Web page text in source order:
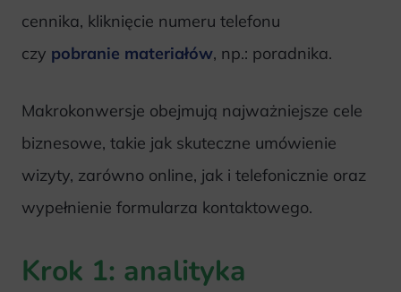
cennika, kliknięcie numeru telefonu
czy pobranie materiałów, np.: poradnika.
Makrokonwersje obejmują najważniejsze cele
biznesowe, takie jak skuteczne umówienie
wizyty, zarówno online, jak i telefonicznie oraz
wypełnienie formularza kontaktowego.
Krok 1: analityka